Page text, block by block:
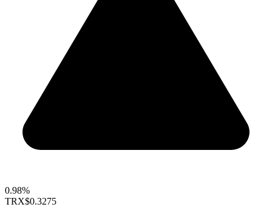
0.98%
TRX$0.3275